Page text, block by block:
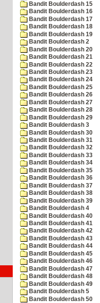
Bandit Boulderdash 15
Bandit Boulderdash 16
Bandit Boulderdash 17
Bandit Boulderdash 18
Bandit Boulderdash 19
Bandit Boulderdash 2
Bandit Boulderdash 20
Bandit Boulderdash 21
Bandit Boulderdash 22
Bandit Boulderdash 23
Bandit Boulderdash 24
Bandit Boulderdash 25
Bandit Boulderdash 26
Bandit Boulderdash 27
Bandit Boulderdash 28
Bandit Boulderdash 29
Bandit Boulderdash 3
Bandit Boulderdash 30
Bandit Boulderdash 31
Bandit Boulderdash 32
Bandit Boulderdash 33
Bandit Boulderdash 34
Bandit Boulderdash 35
Bandit Boulderdash 36
Bandit Boulderdash 37
Bandit Boulderdash 38
Bandit Boulderdash 39
Bandit Boulderdash 4
Bandit Boulderdash 40
Bandit Boulderdash 41
Bandit Boulderdash 42
Bandit Boulderdash 43
Bandit Boulderdash 44
Bandit Boulderdash 45
Bandit Boulderdash 46
Bandit Boulderdash 47
Bandit Boulderdash 48
Bandit Boulderdash 49
Bandit Boulderdash 5
Bandit Boulderdash 50